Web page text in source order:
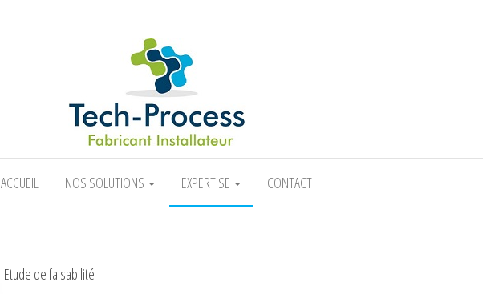
ACCUEIL NOS SOLUTIONS EXPERTISE CONTACT
Etude de faisabilité